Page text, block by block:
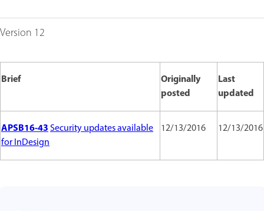
Version 12
Brief
Originally
posted
Last
updated
APSB16-43Security updates available
for InDesign
12/13/2016 12/13/2016